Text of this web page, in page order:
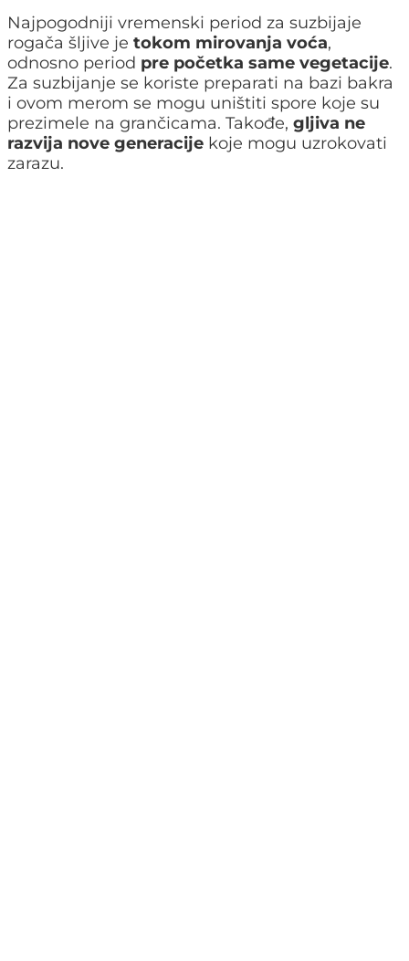
Najpogodniji vremenski period za suzbijaje
rogača šljive je tokom mirovanja voća,
odnosno period pre početka same vegetacije.
Za suzbijanje se koriste preparati na bazi bakra
i ovom merom se mogu uništiti spore koje su
prezimele na grančicama. Takođe, gljiva ne
razvija nove generacije koje mogu uzrokovati
zarazu.